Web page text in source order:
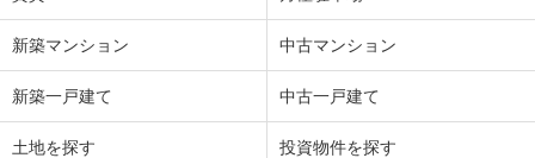
新築マンション 中古マンション
新築一戸建て 中古一戸建て
土地を探す 投資物件を探す